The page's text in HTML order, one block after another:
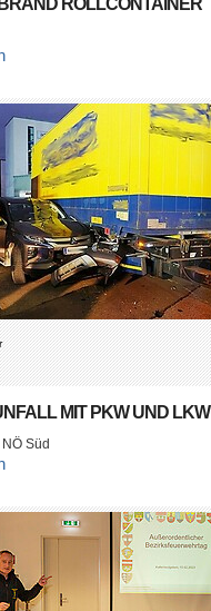
ROLLCONTAINER
MIT PKW UND LKW
Süd